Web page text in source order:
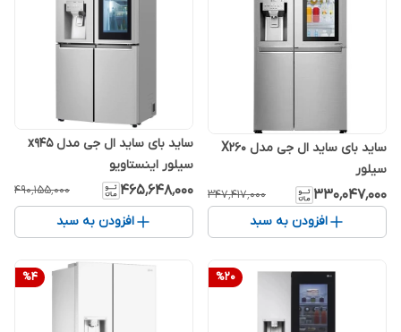
ساید بای ساید ال جی مدل X260
سیلور
۳۳۰٬۰۴۷٬۰۰۰ ۳۴۷٬۴۱۷٬۰۰۰
افزودن به سبد
ساید بای ساید ال جی مدل x945
سیلور اینستاویو
۴۶۵٬۶۴۸٬۰۰۰ ۴۹۰٬۱۵۵٬۰۰۰
افزودن به سبد
%20
%4